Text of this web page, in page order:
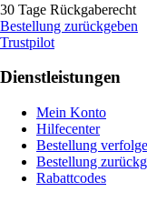
30 Tage Rückgaberecht
Bestellung zurückgeben
Trustpilot
Dienstleistungen
Mein Konto
Hilfecenter
Bestellung
Bestellung
Rabattcodes